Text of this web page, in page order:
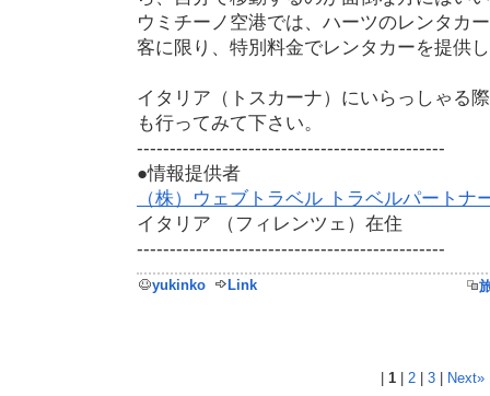
ウミチーノ空港では、ハーツのレンタカ
客に限り、特別料金でレンタカーを提供
イタリア（トスカーナ）にいらっしゃる
も行ってみて下さい。
-----------------------------------------------
●情報提供者
（株）ウェブトラベル トラベルパート
イタリア （フィレンツェ）在住
-----------------------------------------------
yukinko Link
1| 2| 3| Next»